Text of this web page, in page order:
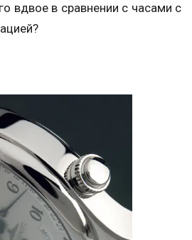
вдвое в сравнении с часами с